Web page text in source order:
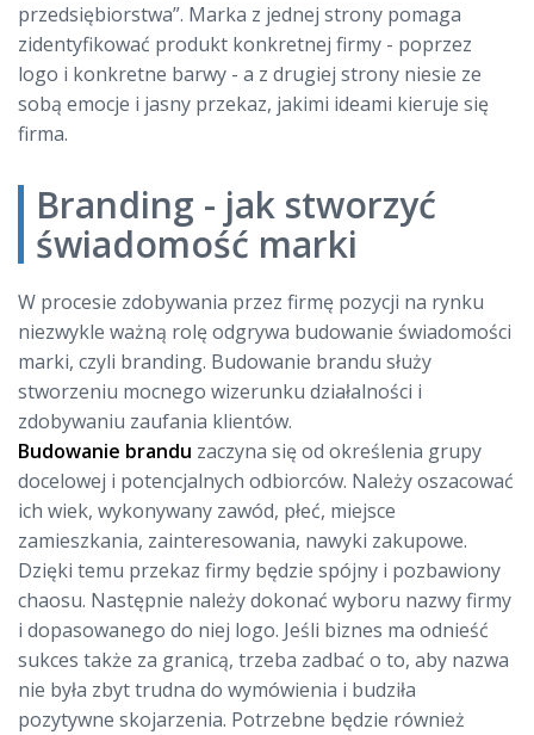
przedsiębiorstwa”. Marka z jednej strony pomaga
zidentyfikować produkt konkretnej firmy - poprzez
logo i konkretne barwy - a z drugiej strony niesie ze
sobą emocje i jasny przekaz, jakimi ideami kieruje się
firma.
Branding - jak stworzyć
świadomość marki
W procesie zdobywania przez firmę pozycji na rynku
niezwykle ważną rolę odgrywa budowanie świadomości
marki, czyli branding. Budowanie brandu służy
stworzeniu mocnego wizerunku działalności i
zdobywaniu zaufania klientów.
Budowanie brandu zaczyna się od określenia grupy
docelowej i potencjalnych odbiorców. Należy oszacować
ich wiek, wykonywany zawód, płeć, miejsce
zamieszkania, zainteresowania, nawyki zakupowe.
Dzięki temu przekaz firmy będzie spójny i pozbawiony
chaosu. Następnie należy dokonać wyboru nazwy firmy
i dopasowanego do niej logo. Jeśli biznes ma odnieść
sukces także za granicą, trzeba zadbać o to, aby nazwa
nie była zbyt trudna do wymówienia i budziła
pozytywne skojarzenia. Potrzebne będzie również